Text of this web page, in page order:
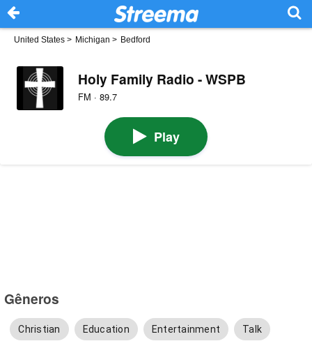
United States > Michigan > Bedford
Holy Family Radio - WSPB
FM · 89.7
Play
Gêneros
Christian Education Entertainment Talk